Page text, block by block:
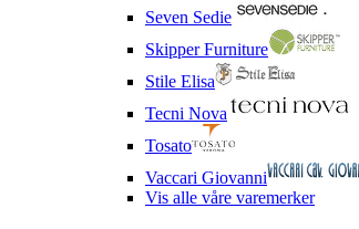
Seven Sedie
Skipper Furniture
Stile Elisa
Tecni Nova
Tosato
Vaccari Giovanni
Vis alle våre varemerker